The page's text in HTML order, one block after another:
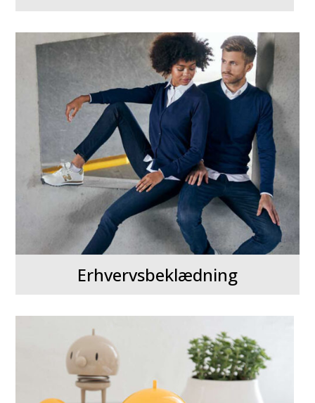
Erhvervsbeklædning